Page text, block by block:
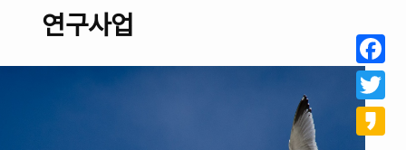
연구사업
Twitter